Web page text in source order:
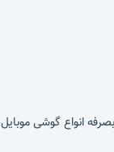
انواع گوشی